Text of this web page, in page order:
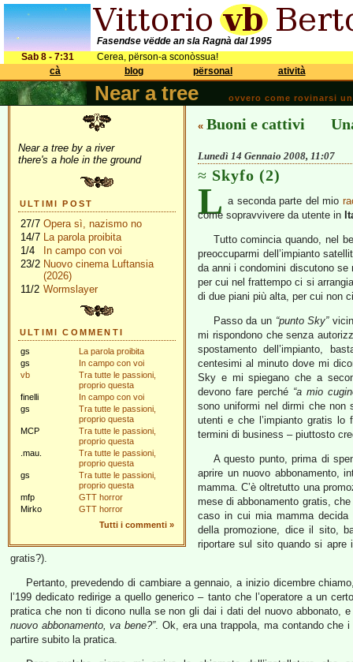
Fasendse vëdde an sla Ragnà dal 1995
Sab 8 - 7:31
Cerea, përson-a sconòssua!
cà
blog përsonal atività
Near a tree ovvero come rovinarsi
Near a tree by a river
there's a hole in the ground
ULTIMI POST
27/7 Opera sì, nazismo no
14/7 La parola proibita
1/4
In campo con voi
23/2 Nuovo cinema Luftansia
(2026)
11/2 Wormslayer
ULTIMI COMMENTI
gs
La parola proibita
gs
In campo con voi
vb
Tra tutte le passioni,
proprio questa
finelli
In campo con voi
gs
Tra tutte le passioni,
proprio questa
MCP
Tra tutte le passioni,
proprio questa
.mau.
Tra tutte le passioni,
proprio questa
gs
Tra tutte le passioni,
proprio questa
mfp
GTT horror
Mirko
GTT horror
Tutti i commenti »
« Buoni e cattivi
Lunedì 14 Gennaio 2008, 11:07
Skyfo (2)
L a seconda parte del mio
come sopravvivere da utente in
Tutto comincia quando, nel
preoccuparmi dell’impianto
da anni i condomini discutono se
per cui nel frattempo ci si
di due piani più alta, per cui non
Passo da un “punto Sky”
mi rispondono che senza
spostamento dell’impianto,
centesimi al minuto dove mi
Sky e mi spiegano che a
devono fare perché “a mio
sono uniformi nel dirmi che non
utenti e che l’impianto gratis
termini di business – piuttosto
A questo punto, prima di
aprire un nuovo abbonamento,
mamma. C’è oltretutto una
mese di abbonamento gratis,
caso in cui mia mamma
della promozione, dice il sito,
riportare sul sito quando si
gratis?).
Pertanto, prevedendo di cambiare a gennaio, a inizio dicembre
l’199 dedicato redirige a quello generico – tanto che l’operatore a un
pratica che non ti dicono nulla se non gli dai i dati del nuovo abbonato,
nuovo abbonamento, va bene?”. Ok, era una trappola, ma contando che
partire subito la pratica.